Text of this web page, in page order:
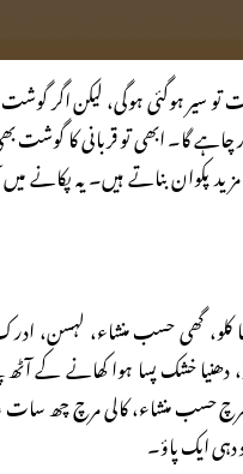
سیر ہوگئی ہوگی، لیکن اگر
گا۔ ابھی تو قربانی کا
پکوان بناتے ہیں۔ یہ پکانے
گھی حسب منشاء، لہسن،
دھنیا خشک پسا ہوا کھانے کے
حسب منشاء، کالی مرچ چھ سات
دہی ایک پاؤ۔